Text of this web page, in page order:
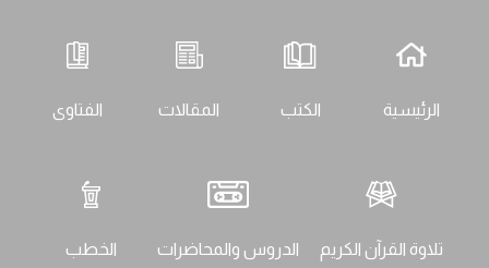
الرئيسية الكتب المقالات الفتاوى
تلاوة القرآن الكريم الدروس والمحاضرات الخطب